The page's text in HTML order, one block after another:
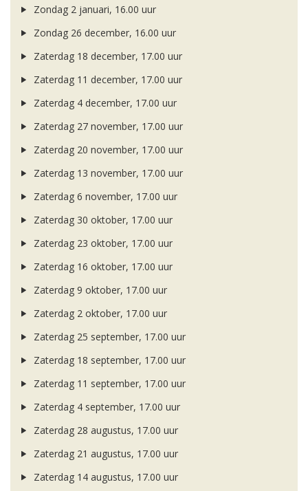
Zondag 2 januari, 16.00 uur
Zondag 26 december, 16.00 uur
Zaterdag 18 december, 17.00 uur
Zaterdag 11 december, 17.00 uur
Zaterdag 4 december, 17.00 uur
Zaterdag 27 november, 17.00 uur
Zaterdag 20 november, 17.00 uur
Zaterdag 13 november, 17.00 uur
Zaterdag 6 november, 17.00 uur
Zaterdag 30 oktober, 17.00 uur
Zaterdag 23 oktober, 17.00 uur
Zaterdag 16 oktober, 17.00 uur
Zaterdag 9 oktober, 17.00 uur
Zaterdag 2 oktober, 17.00 uur
Zaterdag 25 september, 17.00 uur
Zaterdag 18 september, 17.00 uur
Zaterdag 11 september, 17.00 uur
Zaterdag 4 september, 17.00 uur
Zaterdag 28 augustus, 17.00 uur
Zaterdag 21 augustus, 17.00 uur
Zaterdag 14 augustus, 17.00 uur